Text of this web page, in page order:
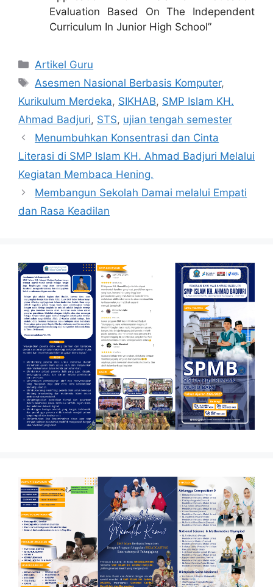
Evaluation Based On The Independent
Curriculum In Junior High School”
Artikel Guru
Asesmen Nasional Berbasis Komputer,
Kurikulum Merdeka, SIKHAB, SMP Islam KH.
Ahmad Badjuri, STS, ujian tengah semester
Menumbuhkan Konsentrasi dan Cinta
Literasi di SMP Islam KH. Ahmad Badjuri Melalui
Kegiatan Membaca Hening.
Membangun Sekolah Damai melalui Empati
dan Rasa Keadilan